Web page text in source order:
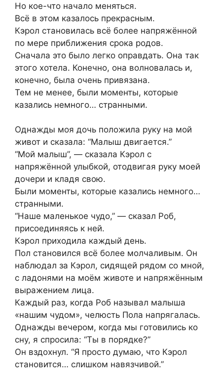
Но кое-что начало меняться.
Всё в этом казалось прекрасным.
Кэрол становилась всё более напряжённой
по мере приближения срока родов.
Сначала это было легко оправдать. Она так
этого хотела. Конечно, она волновалась и,
конечно, была очень привязана.
Тем не менее, были моменты, которые
казались немного… странными.
Однажды моя дочь положила руку на мой
живот и сказала: “Малыш двигается.”
“Мой малыш”, — сказала Кэрол с
напряжённой улыбкой, отодвигая руку моей
дочери и кладя свою.
Были моменты, которые казались немного…
странными.
“Наше маленькое чудо,” — сказал Роб,
присоединяясь к ней.
Кэрол приходила каждый день.
Пол становился всё более молчаливым. Он
наблюдал за Кэрол, сидящей рядом со мной,
с ладонями на моём животе и напряжённым
выражением лица.
Каждый раз, когда Роб называл малыша
«нашим чудом», челюсть Пола напрягалась.
Однажды вечером, когда мы готовились ко
сну, я спросила: “Ты в порядке?”
Он вздохнул. “Я просто думаю, что Кэрол
становится… слишком навязчивой.”